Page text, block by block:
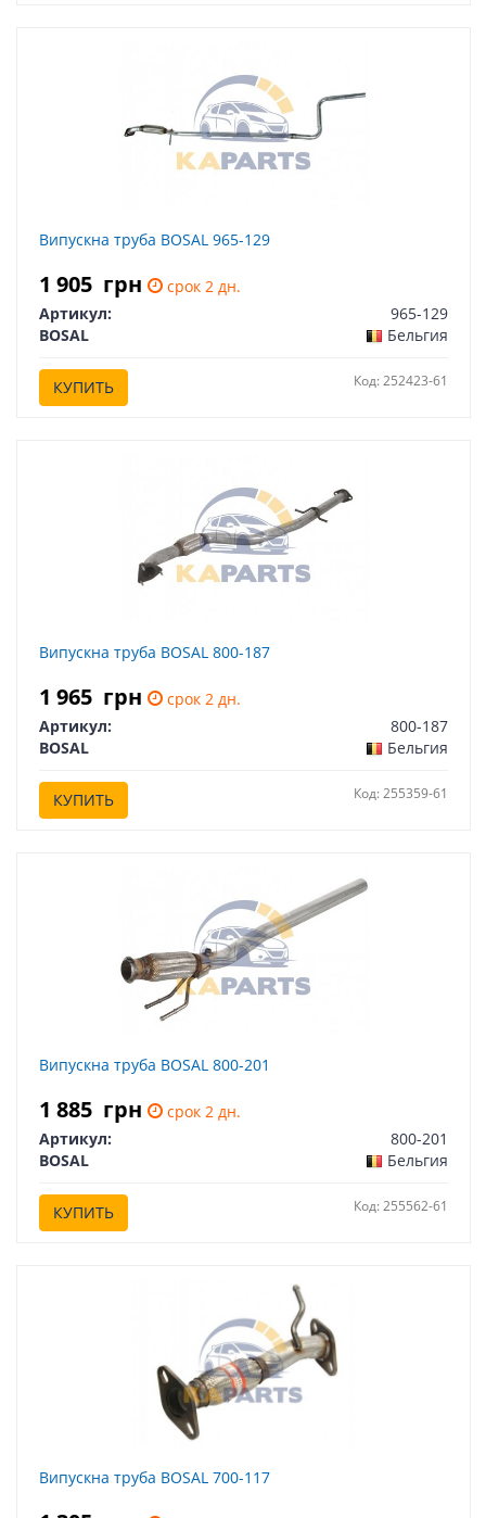
Випускна труба BOSAL 965-129
1 905 грн
срок 2 дн.
Артикул:
965-129
BOSAL
Бельгия
КУПИТЬ Код: 252423-61
Випускна труба BOSAL 800-187
1 965 грн
срок 2 дн.
Артикул:
800-187
BOSAL
Бельгия
КУПИТЬ Код: 255359-61
Випускна труба BOSAL 800-201
1 885 грн
срок 2 дн.
Артикул:
800-201
BOSAL
Бельгия
КУПИТЬ Код: 255562-61
Випускна труба BOSAL 700-117